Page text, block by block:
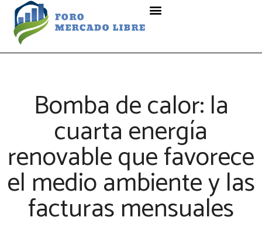
Bomba de calor: la
cuarta energía
renovable que favorece
el medio ambiente y las
facturas mensuales